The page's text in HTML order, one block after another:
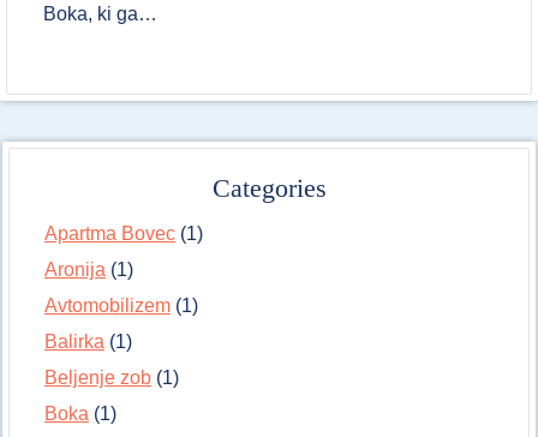
Boka, ki ga…
Categories
Apartma Bovec (1)
Aronija (1)
Avtomobilizem (1)
Balirka (1)
Beljenje zob (1)
Boka (1)